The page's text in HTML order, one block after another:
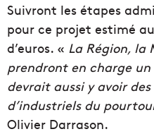
Suivront les étapes
pour ce projet estimé
d’euros. « La Région, la
prendront en charge
devrait aussi y avoir des
d’industriels du
Olivier Darrason.